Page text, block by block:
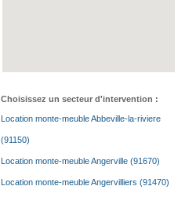
Choisissez un secteur d'intervention :
Location monte-meuble Abbeville-la-riviere
(91150)
Location monte-meuble Angerville (91670)
Location monte-meuble Angervilliers (91470)